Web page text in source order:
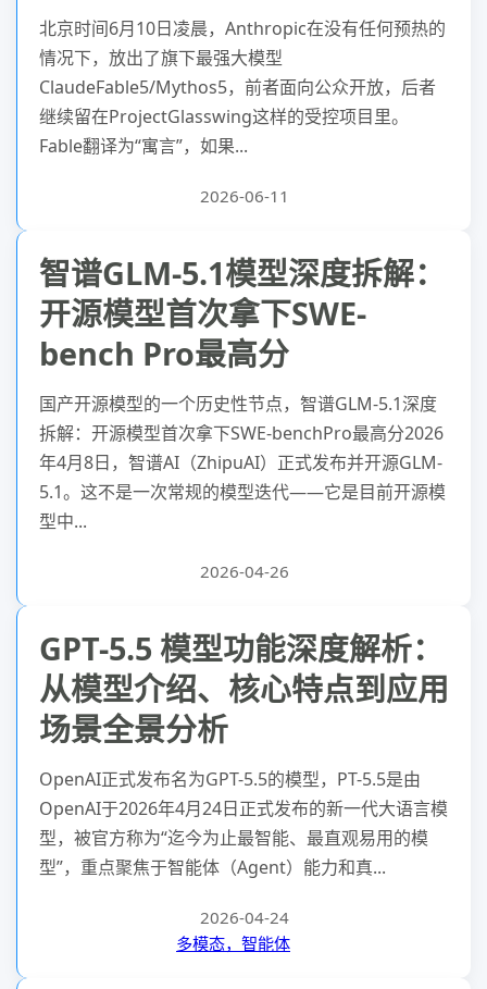
北京时间6月10日凌晨，Anthropic在没有任何预热的
情况下，放出了旗下最强大模型
ClaudeFable5/Mythos5，前者面向公众开放，后者
继续留在ProjectGlasswing这样的受控项目里。
Fable翻译为“寓言”，如果...
2026-06-11
智谱GLM-5.1模型深度拆解：
开源模型首次拿下SWE-
bench Pro最高分
国产开源模型的一个历史性节点，智谱GLM-5.1深度
拆解：开源模型首次拿下SWE-benchPro最高分2026
年4月8日，智谱AI（ZhipuAI）正式发布并开源GLM-
5.1。这不是一次常规的模型迭代——它是目前开源模
型中...
2026-04-26
GPT-5.5 模型功能深度解析：
从模型介绍、核心特点到应用
场景全景分析
OpenAI正式发布名为GPT-5.5的模型，PT-5.5‌是由
OpenAI于‌2026年4月24日‌正式发布的新一代大语言模
型，被官方称为“迄今为止最智能、最直观易用的模
型”，重点聚焦于‌智能体（Agent）能力‌和‌真...
2026-04-24
多模态，智能体